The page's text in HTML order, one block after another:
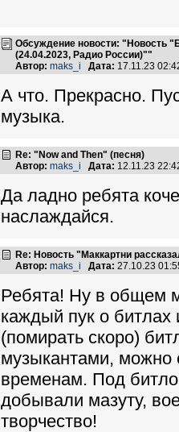
Обсуждение новости: "Новость
(24.04.2023, Радио России)""
Автор: maks_i Дата: 17.11.23
А что. Прекрасно.
музыка.
Re: "Now and Then" (песня)
Автор: maks_i Дата: 12.11.23
Да ладно ребята
наслаждайся.
Re: Новость "Маккартни
Автор: maks_i Дата: 27.10.23
Ребята! Ну в общем
каждый пук о битлах
(помирать скоро)
музыкантами, можно
временам. Под
добывали мазуту,
творчество!